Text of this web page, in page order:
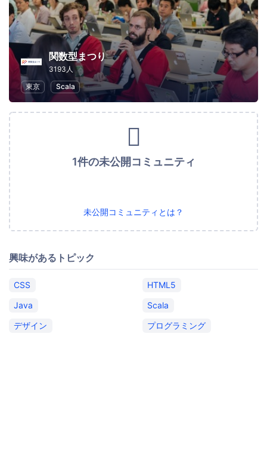
関数型まつり
3193人
東京
Scala
1件の未公開コミュニティ
未公開コミュニティとは？
興味があるトピック
CSS
HTML5
Java
Scala
デザイン
プログラミング